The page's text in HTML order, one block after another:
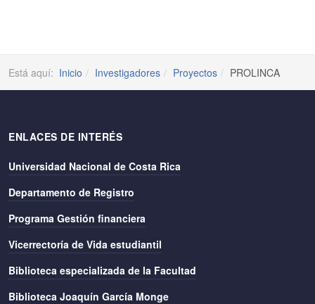
Está aquí: Inicio Investigadores Proyectos PROLINCA
ENLACES DE INTERÉS
Universidad Nacional de Costa Rica
Departamento de Registro
Programa Gestión financiera
Vicerrectoría de Vida estudiantil
Biblioteca especializada de la Facultad
Biblioteca Joaquín García Monge